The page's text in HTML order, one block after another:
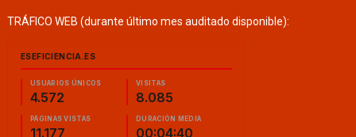
TRÁFICO WEB (durante último mes auditado disponible):